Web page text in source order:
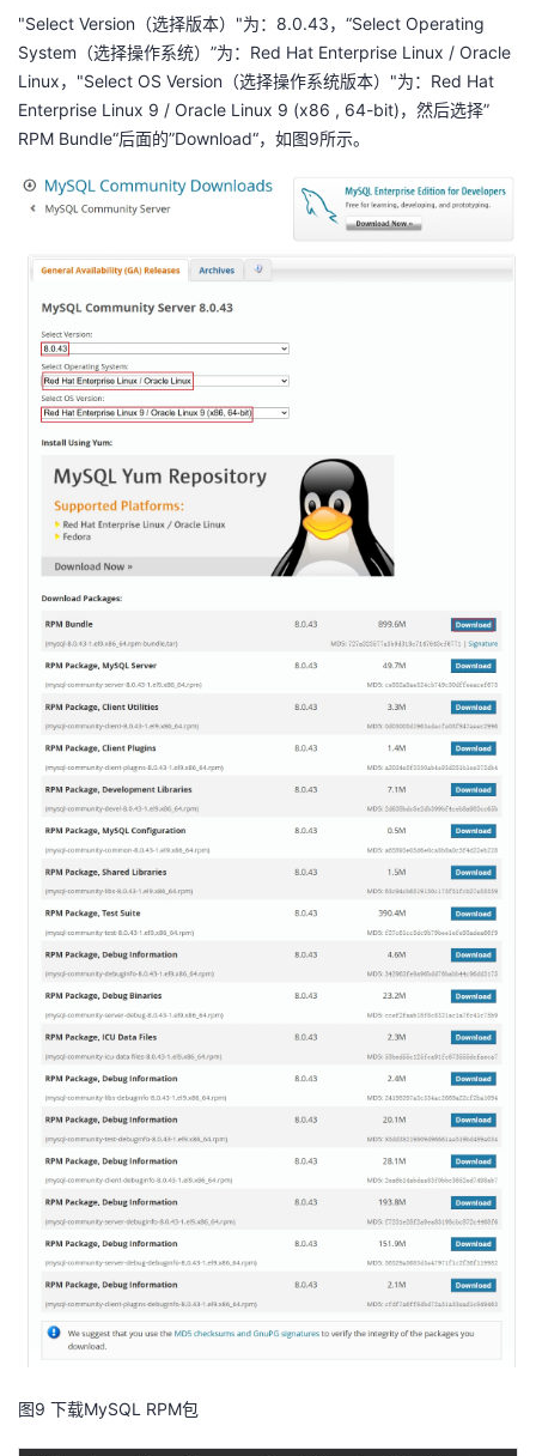
藏
"Select Version（选择版本）"为：8.0.43，“Select Operating
System（选择操作系统）”为：Red Hat Enterprise Linux / Oracle
Linux，"Select OS Version（选择操作系统版本）"为：Red Hat
Enterprise Linux 9 / Oracle Linux 9 (x86 , 64-bit)，然后选择”
RPM Bundle“后面的”Download“，如图9所示。
图9 下载MySQL RPM包